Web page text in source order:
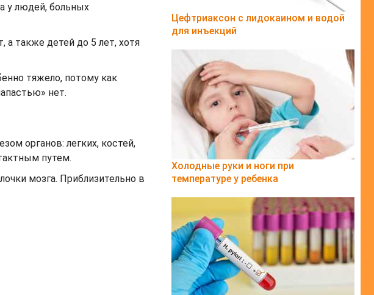
у людей, больных
а также детей до 5 лет, хотя
тяжело, потому как
нет.
органов: легких, костей,
путем.
мозга. Приблизительно в
Цефтриаксон с лидокаином и водой
для инъекций
Холодные руки и ноги при
температуре у ребенка